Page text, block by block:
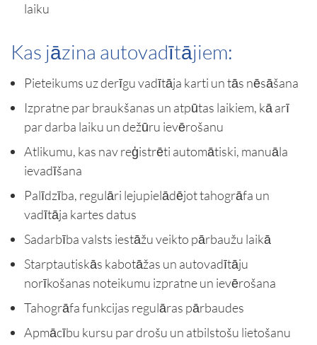
laiku
Kas jāzina autovadītājiem:
Pieteikums uz derīgu vadītāja karti un tās nēsāšana
Izpratne par braukšanas un atpūtas laikiem, kā arī
par darba laiku un dežūru ievērošanu
Atlikumu, kas nav reģistrēti automātiski, manuāla
ievadīšana
Palīdzība, regulāri lejupielādējot tahogrāfa un
vadītāja kartes datus
Sadarbība valsts iestāžu veikto pārbaužu laikā
Starptautiskās kabotāžas un autovadītāju
norīkošanas noteikumu izpratne un ievērošana
Tahogrāfa funkcijas regulāras pārbaudes
Apmācību kursu par drošu un atbilstošu lietošanu